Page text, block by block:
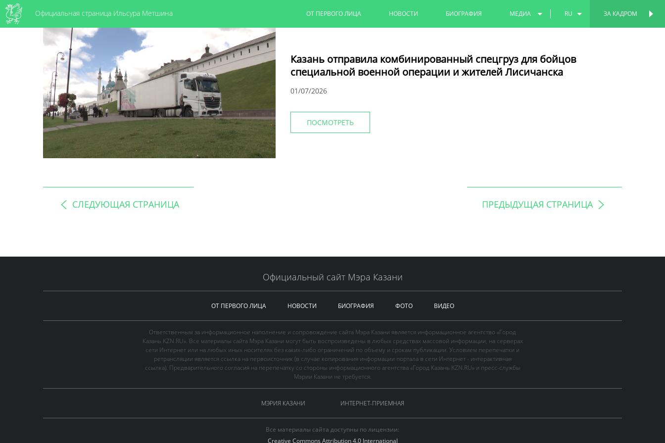
Официальная страница Ильсура Метшина ЗА КАДРОМ
ОТ ПЕРВОГО ЛИЦА НОВОСТИ БИОГРАФИЯ МЕДИА
ВИДЕО
RU
Казань отправила комбинированный спецгруз для бойцов
специальной военной операции и жителей Лисичанска
01/07/2026
ПОСМОТРЕТЬ
СЛЕДУЮЩАЯ СТРАНИЦА ПРЕДЫДУЩАЯ СТРАНИЦА
Официальный сайт Мэра Казани
ОТ ПЕРВОГО ЛИЦА НОВОСТИ БИОГРАФИЯ ФОТО ВИДЕО
Ответственным за информационное наполнение и сопровождение сайта Мэра Казани является информационное агентство «Город
Казань KZN.RU». Все материалы сайта Мэра Казани могут быть воспроизведены в любых средствах массовой информации, на серверах
сети Интернет или на любых иных носителях без каких-либо ограничений по объему и срокам публикации. Условием перепечатки и
ретрансляции является ссылка на первоисточник (в случае копирования информации портала в сети Интернет - интерактивная
ссылка). Предварительного согласия на перепечатку со стороны информационного агентства «Город Казань KZN.RU» и пресс-службы
Мэрии Казани не требуется.
МЭРИЯ КАЗАНИ ИНТЕРНЕТ-ПРИЕМНАЯ
Все материалы сайта доступны по лицензии:
Creative Commons Attribution 4.0 International